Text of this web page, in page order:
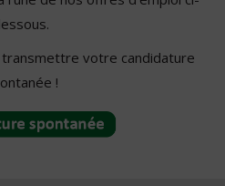
transmettre votre candidature
!